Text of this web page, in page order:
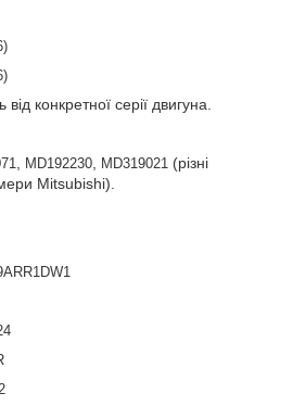
конкретної серії двигуна.
MD192230 MD319021 (різні
Mitsubishi).